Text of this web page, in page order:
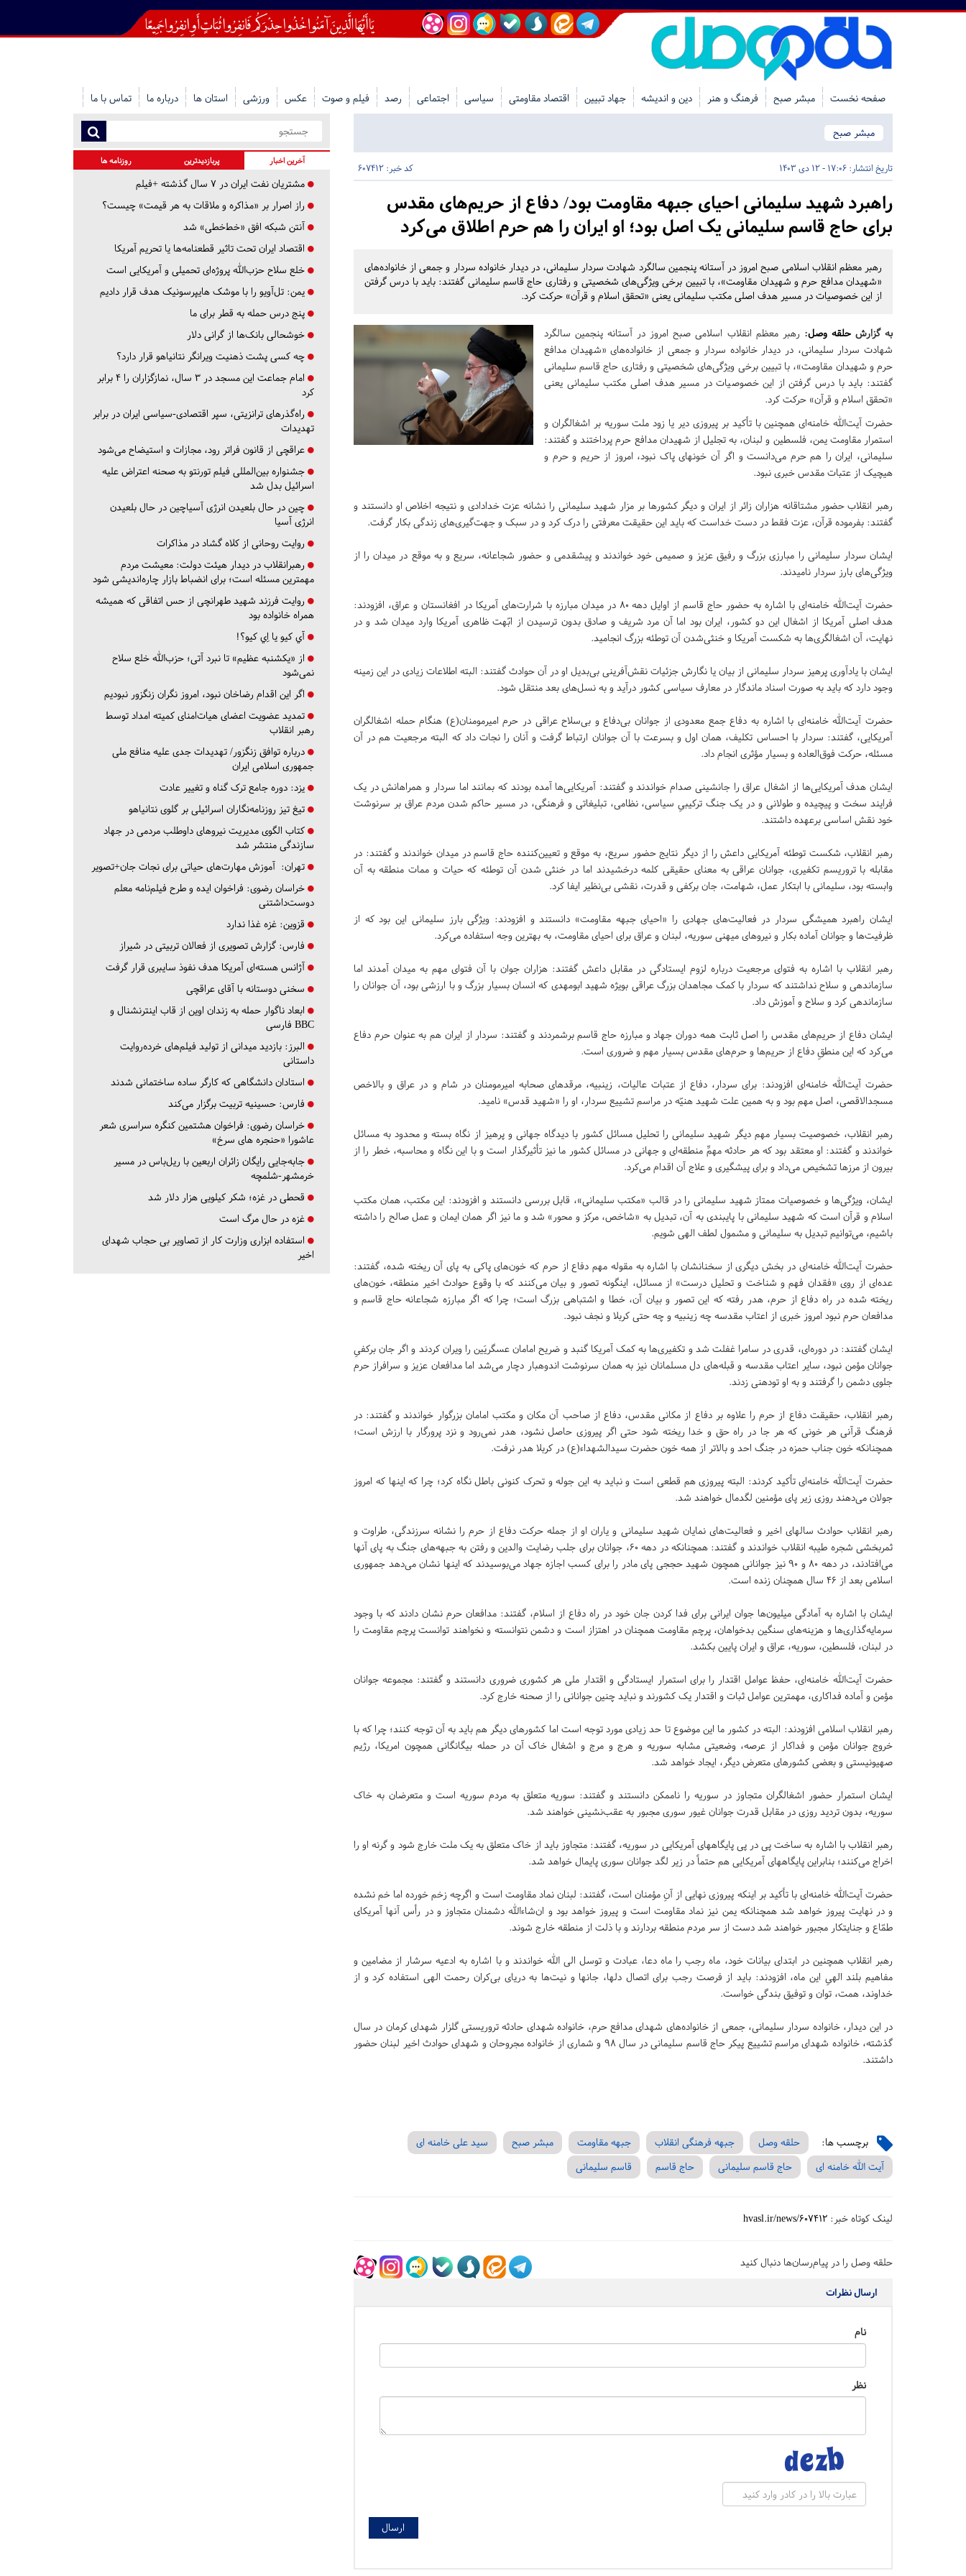
صفحه نخست مبشر صبح فرهنگ و هنر دین و اندیشه جهاد تبیین اقتصاد مقاومتی سیاسی اجتماعی رصد فیلم و صوت عکس ورزشی استان ها درباره ما تماس با ما
مبشر صبح
تاریخ انتشار: 17:06 - 12 دی 1403 کد خبر: 607412
راهبرد شهید سلیمانی احیای جبهه مقاومت بود/ دفاع از حریم‌های مقدس
برای حاج قاسم سلیمانی یک اصل بود؛ او ایران را هم حرم اطلاق می‌کرد
رهبر معظم انقلاب اسلامی صبح امروز در آستانه پنجمین سالگرد شهادت سردار سلیمانی، در دیدار خانواده سردار و جمعی از خانواده‌های
«شهیدان مدافع حرم و شهیدان مقاومت»، با تبیین برخی ویژگی‌های شخصیتی و رفتاری حاج قاسم سلیمانی گفتند: باید با درس گرفتن
از این خصوصیات در مسیر هدف اصلی مکتب سلیمانی یعنی «تحقق اسلام و قرآن» حرکت کرد.
به گزارشحلقه وصل: رهبر معظم انقلاب اسلامی صبح امروز در آستانه پنجمین سالگرد
شهادت سردار سلیمانی، در دیدار خانواده سردار و جمعی از خانواده‌های «شهیدان مدافع
حرم و شهیدان مقاومت»، با تبیین برخی ویژگی‌های شخصیتی و رفتاری حاج قاسم سلیمانی
گفتند: باید با درس گرفتن از این خصوصیات در مسیر هدف اصلی مکتب سلیمانی یعنی
«تحقق اسلام و قرآن» حرکت کرد.
حضرت آیت‌الله خامنه‌ای همچنین با تأکید بر پیروزی دیر یا زود ملت‌ سوریه بر اشغالگران و
استمرار مقاومت یمن، فلسطین و لبنان، به تجلیل از شهیدان مدافع حرم پرداختند و گفتند:
سلیمانی، ایران را هم حرم می‌دانست و اگر آن خونهای پاک نبود، امروز از حریم و حرم و
هیچیک از عتبات مقدس خبری نبود.
رهبر انقلاب حضور مشتاقانه هزاران زائر از ایران و دیگر کشورها بر مزار شهید سلیمانی را نشانه عزت خدادادی و نتیجه اخلاص او دانستند و
گفتند: بفرموده قرآن، عزت فقط در دست خداست که باید این حقیقت معرفتی را درک کرد و در سبک و جهت‌گیری‌های زندگی بکار گرفت.
ایشان سردار سلیمانی را مبارزی بزرگ و رفیق عزیز و صمیمی خود خواندند و پیشقدمی و حضور شجاعانه، سریع و به موقع در میدان را از
ویژگی‌های بارز سردار نامیدند.
حضرت آیت‌الله خامنه‌ای با اشاره به حضور حاج قاسم از اوایل دهه ۸۰ در میدان مبارزه با شرارت‌های آمریکا در افغانستان و عراق، افزودند:
هدف اصلی آمریکا از اشغال این دو کشور، ایران بود اما آن مرد شریف و صادق بدون ترسیدن از ابّهت ظاهری آمریکا وارد میدان شد و در
نهایت، آن اشغالگری‌ها به شکست آمریکا و خنثی‌شدن آن توطئه بزرگ انجامید.
ایشان با یادآوری پرهیز سردار سلیمانی از بیان یا نگارش جزئیات نقش‌آفرینی بی‌بدیل او در آن حوادث گفتند: البته اطلاعات زیادی در این زمینه
وجود دارد که باید به صورت اسناد ماندگار در معارف سیاسی کشور درآید و به نسل‌های بعد منتقل شود.
حضرت آیت‌الله خامنه‌ای با اشاره به دفاع جمع معدودی از جوانان بی‌دفاع و بی‌سلاح عراقی در حرم امیرمومنان(ع) هنگام حمله اشغالگران
آمریکایی، گفتند: سردار با احساس تکلیف، همان اول و بسرعت با آن جوانان ارتباط گرفت و آنان را نجات داد که البته مرجعیت هم در آن
مسئله، حرکت فوق‌العاده و بسیار مؤثری انجام داد.
ایشان هدف آمریکایی‌ها از اشغال عراق را جانشینی صدام خواندند و گفتند: آمریکایی‌‌ها آمده بودند که بمانند اما سردار و همراهانش در یک
فرایند سخت و پیچیده و طولانی و در یک جنگ ترکیبیِ سیاسی، نظامی، تبلیغاتی و فرهنگی، در مسیر حاکم شدن مردم عراق بر سرنوشت
خود نقش اساسی برعهده داشتند.
رهبر انقلاب، شکست توطئه آمریکایی داعش را از دیگر نتایج حضور سریع، به موقع و تعیین‌کننده حاج قاسم در میدان خواندند و گفتند: در
مقابله با تروریسم تکفیری، جوانان عراقی به معنای حقیقی کلمه درخشیدند اما در خنثی شدن آن توطئه که حیات و ممات منطقه به آن
وابسته بود، سلیمانی با ابتکار عمل، شهامت، جان برکفی و قدرت، نقشی بی‌نظیر ایفا کرد.
ایشان راهبرد همیشگی سردار در فعالیت‌های جهادی را «احیای جبهه مقاومت» دانستند و افزودند: ویژگی بارز سلیمانی این بود که از
ظرفیت‌ها و جوانان آماده بکار و نیروهای میهنی سوریه، لبنان و عراق برای احیای مقاومت، به بهترین وجه استفاده می‌کرد.
رهبر انقلاب با اشاره به فتوای مرجعیت درباره لزوم ایستادگی در مقابل داعش گفتند: هزاران جوان با آن فتوای مهم به میدان آمدند اما
سازماندهی و سلاح نداشتند که سردار با کمک مجاهدان بزرگ عراقی بویژه شهید ابومهدی که انسان بسیار بزرگ و با ارزشی بود، آن جوانان را
سازماندهی کرد و سلاح و آموزش داد.
ایشان دفاع از حریم‌های مقدس را اصل ثابت همه دوران جهاد و مبارزه حاج قاسم برشمردند و گفتند: سردار از ایران هم به عنوان حرم دفاع
می‌کرد که این منطقِ دفاع از حریم‌ها و حرم‌های مقدس بسیار مهم و ضروری است.
حضرت آیت‌الله خامنه‌ای افزودند: برای سردار، دفاع از عتبات عالیات،‌ زینبیه، مرقدهای صحابه امیرمومنان در شام و در عراق و بالاخص
مسجدالاقصی، اصل مهم بود و به همین علت شهید هنیّه در مراسم تشییع سردار، او را «شهید قدس» نامید.
رهبر انقلاب، خصوصیت بسیار مهم دیگر شهید سلیمانی را تحلیل مسائل کشور با دیدگاه جهانی و پرهیز از نگاه بسته و محدود به مسائل
خواندند و گفتند: او معتقد بود که هر حادثه مهمِّ منطقه‌ای و جهانی در مسائل کشور ما نیز تأثیرگذار است و با این نگاه و محاسبه، خطر را از
بیرون از مرزها تشخیص می‌داد و برای پیشگیری و علاج آن اقدام می‌کرد.
ایشان، ویژگی‌ها و خصوصیات ممتاز شهید سلیمانی را در قالب «مکتب سلیمانی»، قابل بررسی دانستند و افزودند: این مکتب، همان مکتب
اسلام و قرآن است که شهید سلیمانی با پایبندی به آن، تبدیل به «شاخص، مرکز و محور» شد و ما نیز اگر همان ایمان و عمل صالح را داشته
باشیم، می‌توانیم تبدیل به سلیمانی و مشمول لطف الهی شویم.
حضرت آیت‌الله خامنه‌ای در بخش دیگری از سخنانشان با اشاره به مقوله مهم دفاع از حرم که خون‌های پاکی به پای آن ریخته شده، گفتند:
عده‌ای از روی «فقدان فهم و شناخت و تحلیل درست» از مسائل، اینگونه تصور و بیان می‌کنند که با وقوع حوادث اخیر منطقه، خون‌های
ریخته شده در راه دفاع از حرم، هدر رفته که این تصور و بیان آن، خطا و اشتباهی بزرگ است؛ چرا که اگر مبارزه شجاعانه حاج قاسم و
مدافعان حرم نبود امروز خبری از اعتاب مقدسه چه زینبیه و چه حتی کربلا و نجف نبود.
ایشان گفتند: در دوره‌ای، قدری در سامرا غفلت شد و تکفیری‌ها به کمک آمریکا گنبد و ضریح امامان عسگریَین را ویران کردند و اگر جان برکفیِ
جوانان مؤمن نبود، سایر اعتاب مقدسه و قبله‌های دل مسلمانان نیز به همان سرنوشت اندوهبار دچار می‌شد اما مدافعان عزیز و سرافراز حرم
جلوی دشمن را گرفتند و به او تودهنی زدند.
رهبر انقلاب، حقیقت دفاع از حرم را علاوه بر دفاع از مکانی مقدس، دفاع از صاحب آن مکان و مکتب امامان بزرگوار خواندند و گفتند: در
فرهنگ قرآنی هر خونی که هر جا در راه حق و خدا ریخته شود حتی اگر پیروزی حاصل نشود، هدر نمی‌رود و نزد پرورگار با ارزش است؛
همچنانکه خون جناب حمزه در جنگ احد و بالاتر از همه خون حضرت سیدالشهداء(ع) در کربلا هدر نرفت.
حضرت آیت‌الله خامنه‌ای تأکید کردند: البته پیروزی هم قطعی است و نباید به این جوله و تحرک کنونی باطل نگاه کرد؛ چرا که اینها که امروز
جولان می‌دهند روزی زیر پای مؤمنین لگدمال خواهند شد.
رهبر انقلاب حوادث سالهای اخیر و فعالیت‌های نمایان شهید سلیمانی و یاران او از جمله حرکت دفاع از حرم را نشانه سرزندگی، طراوت و
ثمربخشی شجره طیبه انقلاب خواندند و گفتند: همچنانکه در دهه ۶۰، جوانان برای جلب رضایت والدین و رفتن به جبهه‌های جنگ به پای آنها
می‌افتادند، در دهه ۸۰ و ۹۰ نیز جوانانی همچون شهید حججی پای مادر را برای کسب اجازه جهاد می‌بوسیدند که اینها نشان می‌دهد جمهوری
اسلامی بعد از ۴۶ سال همچنان زنده است.
ایشان با اشاره به آمادگی میلیون‌ها جوان ایرانی برای فدا کردن جان خود در راه دفاع از اسلام، گفتند: مدافعان حرم نشان دادند که با وجود
سرمایه‌گذاری‌ها و هزینه‌های سنگین بدخواهان، پرچم مقاومت همچنان در اهتزاز است و دشمن نتوانسته‌ و نخواهند توانست پرچم مقاومت را
در لبنان، فلسطین، سوریه، عراق و ایران پایین بکشد.
حضرت آیت‌الله خامنه‌ای، حفظ عوامل اقتدار را برای استمرار ایستادگی و اقتدار ملی هر کشوری ضروری دانستند و گفتند: مجموعه جوانان
مؤمن و آماده فداکاری، مهمترین عوامل ثبات و اقتدار یک کشورند و نباید چنین جوانانی را از صحنه خارج کرد.
رهبر انقلاب اسلامی افزودند: البته در کشور ما این موضوع تا حد زیادی مورد توجه است اما کشورهای دیگر هم باید به آن توجه کنند؛ چرا که با
خروج جوانان مؤمن و فداکار از عرصه، وضعیتی مشابه سوریه و هرج و مرج و اشغال خاک آن در حمله بیگانگانی همچون امریکا، رژیم
صهیونیستی و بعضی کشورهای متعرض دیگر، ایجاد خواهد شد.
ایشان استمرار حضور اشغالگران متجاوز در سوریه را ناممکن دانستند و گفتند: سوریه متعلق به مردم سوریه است و متعرضان به خاک
سوریه، بدون تردید روزی در مقابل قدرت جوانان غیور سوری مجبور به عقب‌نشینی خواهند شد.
رهبر انقلاب با اشاره به ساخت پی در پی پایگاههای آمریکایی در سوریه، گفتند: متجاوز باید از خاک متعلق به یک ملت خارج شود و گرنه او را
اخراج می‌کنند؛ بنابراین پایگاههای آمریکایی هم حتماً در زیر لگد جوانان سوری پایمال خواهد شد.
حضرت آیت‌الله خامنه‌ای با تأکید بر اینکه پیروزی نهایی از آنِ مؤمنان است، گفتند: لبنان نماد مقاومت است و اگرچه زخم خورده اما خم نشده
و در نهایت پیروز خواهد شد همچنانکه یمن نیز نماد مقاومت است و پیروز خواهد بود و ان‌شاءالله دشمنان متجاوز و در رأس آنها آمریکای
طمّاع و جنایتکار مجبور خواهند شد دست از سر مردم منطقه بردارند و با ذلت از منطقه خارج شوند.
رهبر انقلاب همچنین در ابتدای بیانات خود، ماه رجب را ماه دعا، عبادت و توسل الی الله خواندند و با اشاره به ادعیه سرشار از مضامین و
مفاهیم بلند الهیِ این ماه، افزودند: باید از فرصت رجب برای اتصال دلها، جانها و نیت‌ها به دریای بی‌کران رحمت الهی استفاده کرد و از
خداوند، همت، توان و توفیق بندگی خواست.
در این دیدار، خانواده سردار سلیمانی، جمعی از خانواده‌های شهدای مدافع حرم، خانواده شهدای حادثه تروریستی گلزار شهدای کرمان در سال
گذشته، خانواده شهدای مراسم تشییع پیکر حاج قاسم سلیمانی در سال ۹۸ و شماری از خانواده مجروحان و شهدای حوادث اخیر لبنان حضور
داشتند.
برچسب ها: حلقه وصل جبهه فرهنگی انقلاب جبهه مقاومت مبشر صبح
سید علی خامنه ای
آیت الله خامنه ای
حاج قاسم سلیمانی حاج قاسم قاسم سلیمانی
لینک کوتاه خبر: hvasl.ir/news/607412
حلقه وصل را در پیام‌رسان‌ها دنبال کنید
ارسال نظرات
نام
نظر
آخرین اخبار پربازدیدترین روزنامه ها
مشتریان نفت ایران در ۷ سال گذشته +فیلم
راز اصرار بر «مذاکره و ملاقات به هر قیمت» چیست؟
آنتن شبکه افق «خط‌خطی» شد
اقتصاد ایران تحت تاثیر قطعنامه‌ها یا تحریم‌ آمریکا
خلع سلاح حزب‌الله پروژه‌ای تحمیلی و آمریکایی است
یمن: تل‌آویو را با موشک هایپرسونیک هدف قرار دادیم
پنج درس‌ حمله به قطر برای ما
خوشحالی بانک‌ها از گرانی دلار
چه کسی پشت ذهنیت ویرانگر نتانیاهو قرار دارد؟
امام جماعت این مسجد در ۳ سال، نمازگزاران را ۴ برابر
کرد
راه‌گذرهای ترانزیتی، سپر اقتصادی-سیاسی ایران در برابر
تهدیدات
عراقچی از قانون فراتر رود، مجازات و استیضاح می‌شود
جشنواره بین‌المللی فیلم تورنتو به صحنه اعتراض علیه
اسرائیل بدل شد
چین در حال بلعیدن انرژی آسیاچین در حال بلعیدن
انرژی آسیا
روایت روحانی از کلاه گشاد در مذاکرات
رهبرانقلاب در دیدار هیئت دولت: معیشت مردم
مهمترین مسئله است؛ برای انضباط بازار چاره‌اندیشی شود
روایت فرزند شهید طهرانچی از حس اتفاقی که همیشه
همراه خانواده بود
آي كيو يا اِي كيو؟!
از «یکشنبه عظیم» تا نبرد آتی؛ حزب‌الله خلع سلاح
نمی‌شود
اگر این اقدام رضاخان نبود، امروز نگران زنگزور نبودیم
تمدید عضویت اعضای هیات‌امنای کمیته امداد توسط
رهبر انقلاب
درباره توافق زنگزور/ تهدیدات جدی علیه منافع ملی
جمهوری اسلامی ایران
یزد: دوره جامع ترک گناه و تغییر عادت
تیغ تیز روزنامه‌نگاران اسرائیلی بر گلوی نتانیاهو
کتاب الگوی مدیریت نیروهای داوطلب مردمی در جهاد
سازندگی منتشر شد
تهران: آموزش مهارت‌های حیاتی برای نجات جان+تصویر
خراسان رضوی: فراخوان ایده و طرح فیلم‌نامه معلم
دوست‌داشتنی
قزوین: غزه غذا ندارد
فارس: گزارش تصویری از فعالان تربیتی در شیراز
آژانس هسته‌ای آمریکا هدف نفوذ سایبری قرار گرفت
سخنی دوستانه با آقای عراقچی
ابعاد ناگوار حمله به زندان اوین از قاب اینترنشنال و
BBC فارسی
البرز: بازدید میدانی از تولید فیلم‌های خرده‌روایت
داستانی
استادان دانشگاهی که کارگر ساده ساختمانی شدند
فارس: حسینیه تربیت برگزار می‌کند
خراسان رضوی: فراخوان هشتمین کنگره سراسری شعر
عاشورا «حنجره های سرخ»
جابه‌جایی رایگان زائران اربعین با ریل‌باس در مسیر
خرمشهر-شلمچه
قحطی در غزه؛ شکر کیلویی هزار دلار شد
غزه در حال مرگ است
استفاده ابزاری وزارت کار از تصاویر بی حجاب شهدای
اخیر